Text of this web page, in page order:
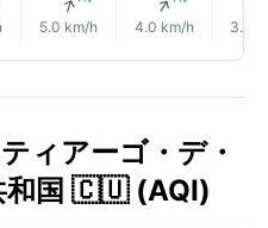
↑
5.0 km/h
↑
4.0 km/h 3.0
ィアーゴ・デ・
和国 🇨🇺 (AQI)